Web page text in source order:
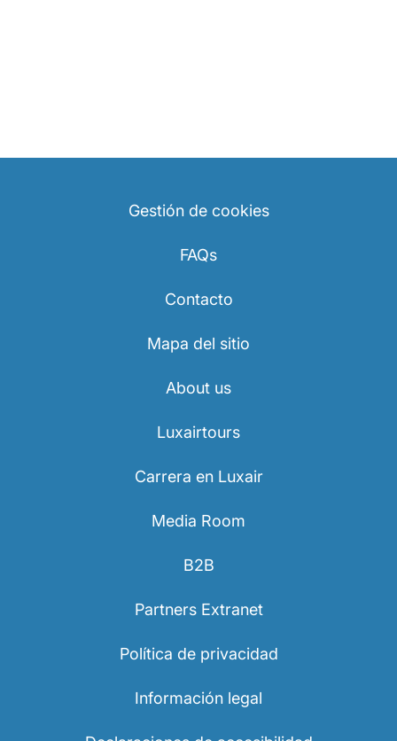
Gestión de cookies
FAQs
Contacto
Mapa del sitio
About us
Luxairtours
Carrera en Luxair
Media Room
B2B
Partners Extranet
Política de privacidad
Información legal